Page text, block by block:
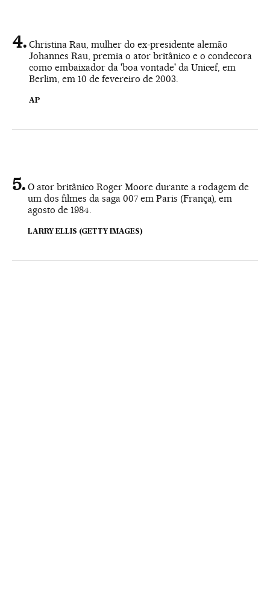
Christina Rau, mulher do ex-presidente alemão
Johannes Rau, premia o ator britânico e o condecora
como embaixador da 'boa vontade' da Unicef, em
Berlim, em 10 de fevereiro de 2003.
AP
O ator britânico Roger Moore durante a rodagem de
um dos filmes da saga 007 em Paris (França), em
agosto de 1984.
LARRY ELLIS (GETTY IMAGES)